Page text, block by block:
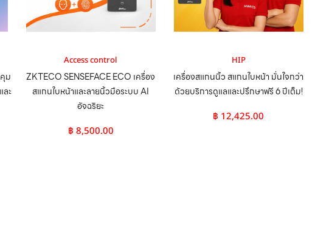
ม
ะ
Access control
ZKTECO SENSEFACE ECO เครื่อง
สแกนใบหน้าและลายนิ้วมือระบบ AI
อัจฉริยะ
฿ 8,500.00
HIP
เครื่องสแกนนิ้ว สแกนใบหน้า มั่นใจกว่า
ด้วยบริการดูแลและปรึกษาฟรี 6 ปีเต็ม!
฿ 12,425.00